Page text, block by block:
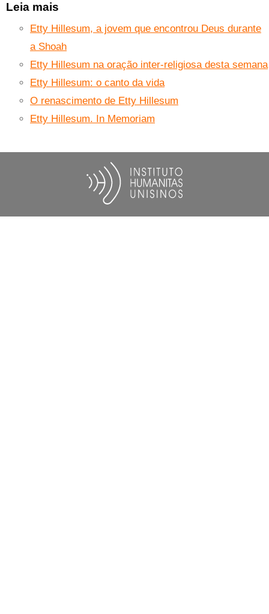
Leia mais
Etty Hillesum, a jovem que encontrou Deus durante
a Shoah
Etty Hillesum na oração inter-religiosa desta semana
Etty Hillesum: o canto da vida
O renascimento de Etty Hillesum
Etty Hillesum. In Memoriam